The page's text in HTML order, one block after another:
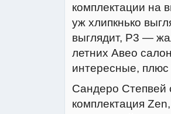
комплектации на
уж хлипкнько
выглядит, Р3 —
летних Авео
интересные,
Сандеро Степвей
комплектация